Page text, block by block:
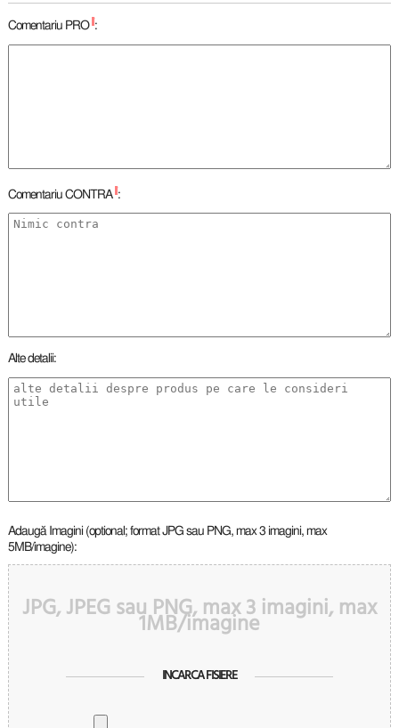
Comentariu PRO :
Comentariu CONTRA :
Alte detalii:
Adaugă Imagini (optional; format JPG sau PNG, max 3 imagini, max
5MB/imagine):
JPG, JPEG sau PNG, max 3 imagini, max
1MB/imagine
INCARCA FISIERE